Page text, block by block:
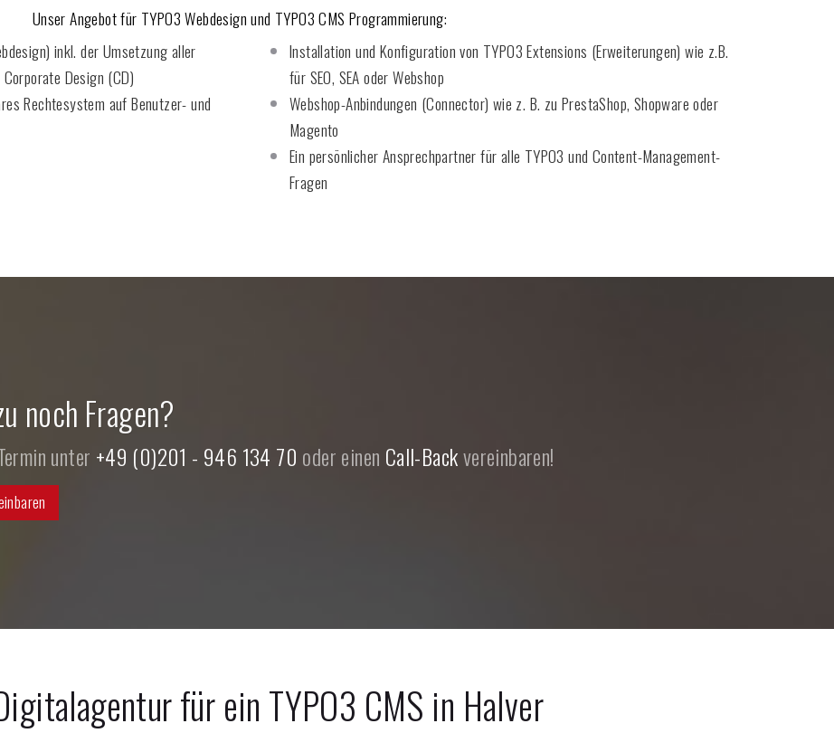
Unser Angebot für TYPO3 Webdesign und TYPO3 CMS Programmierung:
inkl. der Umsetzung aller
Design (CD)
Rechtesystem auf Benutzer- und
Installation und Konfiguration von TYPO3 Extensions (Erweiterungen) wie z.B.
für SEO, SEA oder Webshop
Webshop-Anbindungen (Connector) wie z. B. zu PrestaShop, Shopware oder
Magento
Ein persönlicher Ansprechpartner für alle TYPO3 und Content-Management-
Fragen
noch Fragen?
unter +49 (0)201 - 946 134 70 oder einen Call-Backvereinbaren!
für ein TYPO3 CMS in Halver